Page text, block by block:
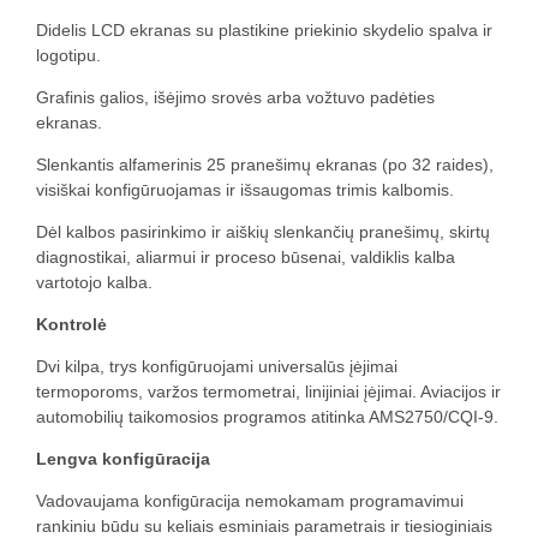
Didelis LCD ekranas su plastikine priekinio skydelio spalva ir
logotipu.
Grafinis galios, išėjimo srovės arba vožtuvo padėties
ekranas.
Slenkantis alfamerinis 25 pranešimų ekranas (po 32 raides),
visiškai konfigūruojamas ir išsaugomas trimis kalbomis.
Dėl kalbos pasirinkimo ir aiškių slenkančių pranešimų, skirtų
diagnostikai, aliarmui ir proceso būsenai, valdiklis kalba
vartotojo kalba.
Kontrolė
Dvi kilpa, trys konfigūruojami universalūs įėjimai
termoporoms, varžos termometrai, linijiniai įėjimai. Aviacijos ir
automobilių taikomosios programos atitinka AMS2750/CQI-9.
Lengva konfigūracija
Vadovaujama konfigūracija nemokamam programavimui
rankiniu būdu su keliais esminiais parametrais ir tiesioginiais